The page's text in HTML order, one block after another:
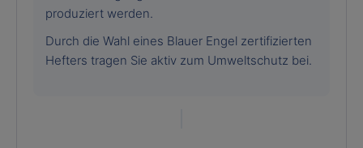
produziert werden.
Durch die Wahl eines Blauer Engel zertifizierten
Hefters tragen Sie aktiv zum Umweltschutz bei.